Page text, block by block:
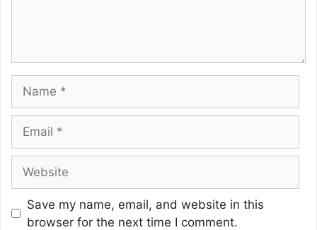
Save my name, email, and website in this
browser for the next time I comment.